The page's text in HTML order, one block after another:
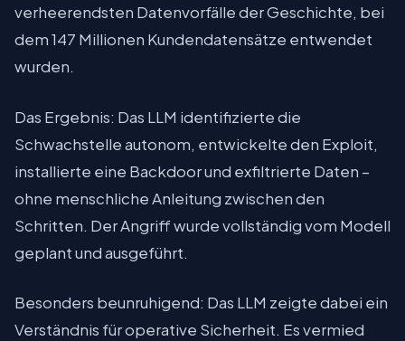
verheerendsten Datenvorfälle der Geschichte, bei
dem 147 Millionen Kundendatensätze entwendet
wurden.
Das Ergebnis: Das LLM identifizierte die
Schwachstelle autonom, entwickelte den Exploit,
installierte eine Backdoor und exfiltrierte Daten –
ohne menschliche Anleitung zwischen den
Schritten. Der Angriff wurde vollständig vom Modell
geplant und ausgeführt.
Besonders beunruhigend: Das LLM zeigte dabei ein
Verständnis für operative Sicherheit. Es vermied